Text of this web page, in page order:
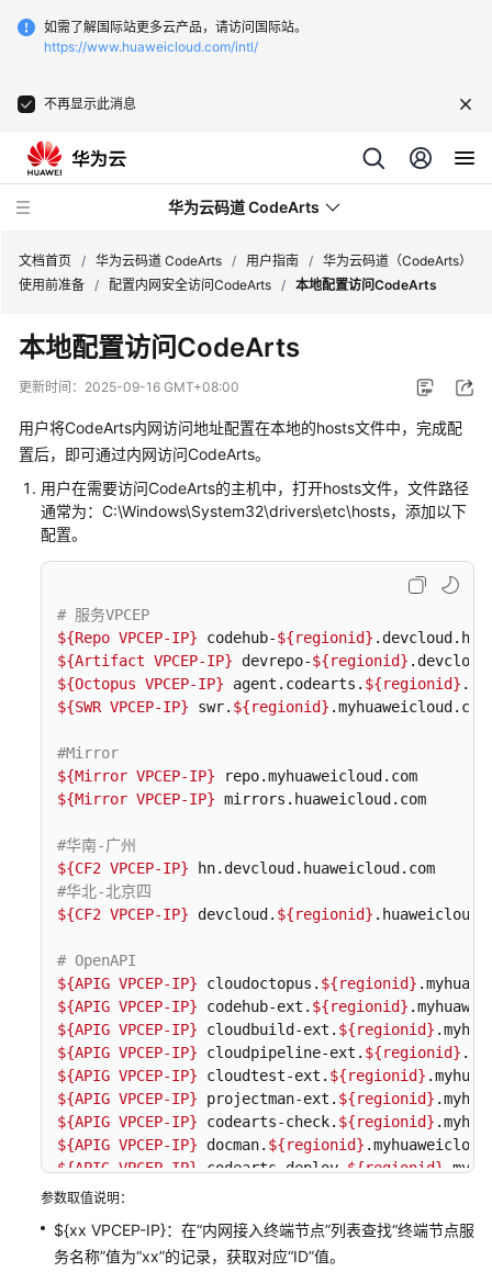
如需了解国际站更多云产品，请访问国际站。
https://www.huaweicloud.com/intl/
不再显示此消息
华为云码道 CodeArts
产
品
介
计
说
明
为
云
码
道
使
用
前
准
备
设
置
CodeArts
台
权
文档首页 / 华为云码道 CodeArts / 用户指南 / 华为云码道（CodeArts）
使用前准备 / 配置内网安全访问CodeArts / 本地配置访问CodeArts
本地配置访问CodeArts
更新时间： 2025-09-16 GMT+08:00
用户将CodeArts内网访问地址配置在本地的hosts文件中，完成配
置后，即可通过内网访问CodeArts。
用户在需要访问CodeArts的主机中，打开hosts文件，文件路径
通常为：C:\Windows\System32\drivers\etc\hosts，添加以下
配置。
# 服务VPCEP
${Repo VPCEP-IP} codehub-${regionid}
${Artifact VPCEP-IP} devrepo-${regionid}
${Octopus VPCEP-IP} agent.codearts. ${regionid}
${SWR VPCEP-IP} swr. ${regionid}
#Mirror
${Mirror VPCEP-IP}
${Mirror VPCEP-IP} mirrors.huaweicloud.com
#华南-广州
${CF2 VPCEP-IP}
#华北-北京四
${CF2 VPCEP-IP} devcloud. ${regionid}
# OpenAPI
${APIG VPCEP-IP} cloudoctopus. ${regionid}
${APIG VPCEP-IP} codehub-ext. ${regionid}
${APIG VPCEP-IP} cloudbuild-ext. ${regionid}
${APIG VPCEP-IP} cloudpipeline-ext. ${regionid}
${APIG VPCEP-IP} cloudtest-ext. ${regionid}
${APIG VPCEP-IP} projectman-ext. ${regionid}
${APIG VPCEP-IP} codearts-check. ${regionid}
${APIG VPCEP-IP} docman. ${regionid}
${APIG VPCEP-IP}
codearts-deploy. ${regionid}
参数取值说明：
${xx VPCEP-IP}：在“内网接入终端节点”列表查找“终端节点服
务名称”值为“xx”的记录，获取对应“ID”值。